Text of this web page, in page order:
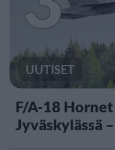
UUTISET
F/A-18
Jyväskylässä